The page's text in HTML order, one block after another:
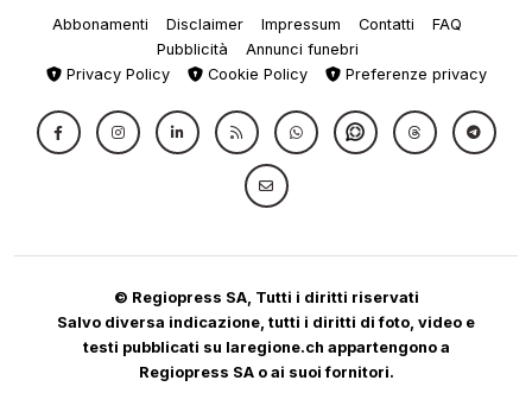
Abbonamenti Disclaimer Impressum Contatti
FAQ
Pubblicità
Annunci funebri
Privacy Policy
Cookie Policy Preferenze privacy
© Regiopress SA, Tutti i diritti riservati
Salvo diversa indicazione, tutti i diritti di foto, video e
testi pubblicati su laregione.ch appartengono a
Regiopress SA o ai suoi fornitori.